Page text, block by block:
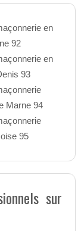
en
92
en
93
Marne 94
95
sur